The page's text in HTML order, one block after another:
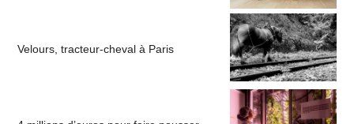
Velours, tracteur-cheval à Paris